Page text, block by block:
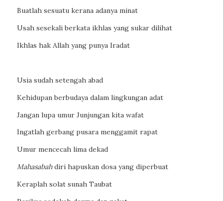
Buatlah sesuatu kerana adanya minat
Usah sesekali berkata ikhlas yang sukar dilihat
Ikhlas hak Allah yang punya Iradat
Usia sudah setengah abad
Kehidupan berbudaya dalam lingkungan adat
Jangan lupa umur Junjungan kita wafat
Ingatlah gerbang pusara menggamit rapat
Umur mencecah lima dekad
Mahasabahdiri hapuskan dosa yang diperbuat
Keraplah solat sunah Taubat